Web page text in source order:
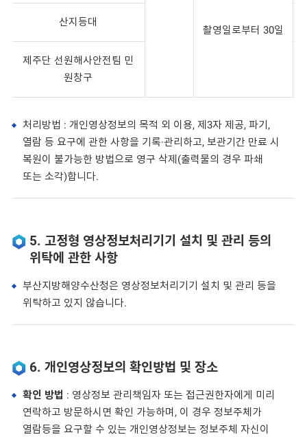
촬영일로부터 30일
산지등대
제주단 선원해사안전팀 민
원창구
처리방법 : 개인영상정보의 목적 외 이용, 제3자 제공, 파기,
열람 등 요구에 관한 사항을 기록·관리하고, 보관기간 만료 시
복원이 불가능한 방법으로 영구 삭제(출력물의 경우 파쇄
또는 소각)합니다.
5. 고정형 영상정보처리기기 설치 및 관리 등의
위탁에 관한 사항
부산지방해양수산청은 영상정보처리기기 설치 및 관리 등을
위탁하고 있지 않습니다.
6. 개인영상정보의 확인방법 및 장소
확인 방법 : 영상정보 관리책임자 또는 접근권한자에게 미리
연락하고 방문하시면 확인 가능하며, 이 경우 정보주체가
열람등을 요구할 수 있는 개인영상정보는 정보주체 자신이